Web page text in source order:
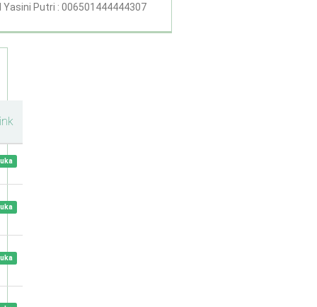
Yasini Putri : 006501444444307